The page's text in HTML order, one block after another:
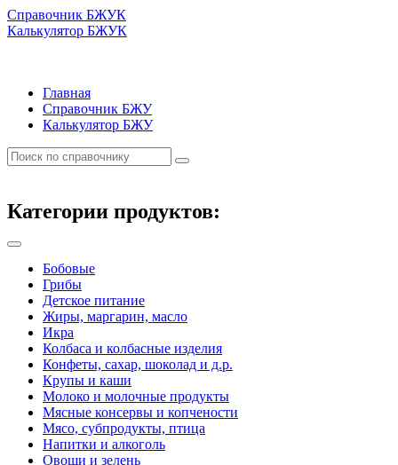
Справочник БЖУК
Калькулятор БЖУК
Главная
Справочник БЖУ
Калькулятор БЖУ
Категории продуктов:
Бобовые
Грибы
Детское питание
Жиры, маргарин, масло
Икра
Колбаса и колбасные изделия
Конфеты, сахар, шоколад и д.р.
Крупы и каши
Молоко и молочные продукты
Мясные консервы и копчености
Мясо, субпродукты, птица
Напитки и алкоголь
Овощи и зелень